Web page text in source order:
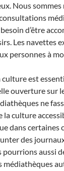
Nous
d’être
Les navettes
personnes à
culture est
ouverture sur
ne
la culture
dans certaines
des
pourrions aussi
médiathèques